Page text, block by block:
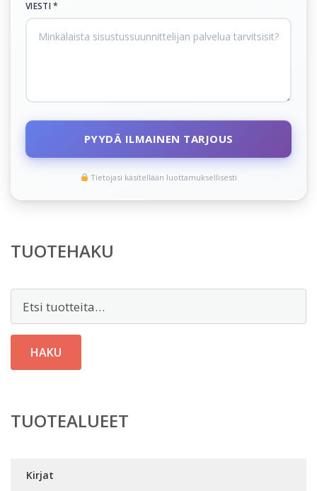
VIESTI *
PYYDÄ ILMAINEN TARJOUS
Tietojasi käsitellään luottamuksellisesti
TUOTEHAKU
HAKU
TUOTEALUEET
Kirjat